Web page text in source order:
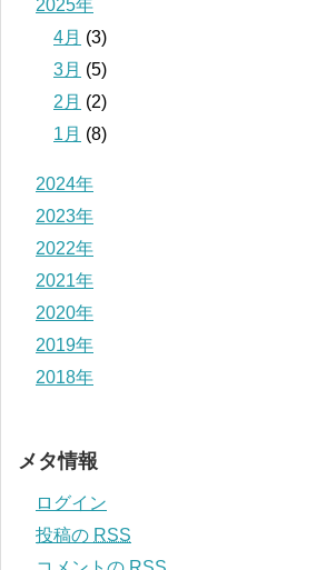
2025年
4月 (3)
3月 (5)
2月 (2)
1月 (8)
2024年
2023年
2022年
2021年
2020年
2019年
2018年
メタ情報
ログイン
投稿の RSS